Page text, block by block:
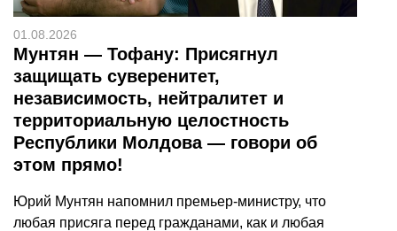
01.08.2026
Мунтян — Тофану: Присягнул
защищать суверенитет,
независимость, нейтралитет и
территориальную целостность
Республики Молдова — говори об
этом прямо!
Юрий Мунтян напомнил премьер-министру, что
любая присяга перед гражданами, как и любая